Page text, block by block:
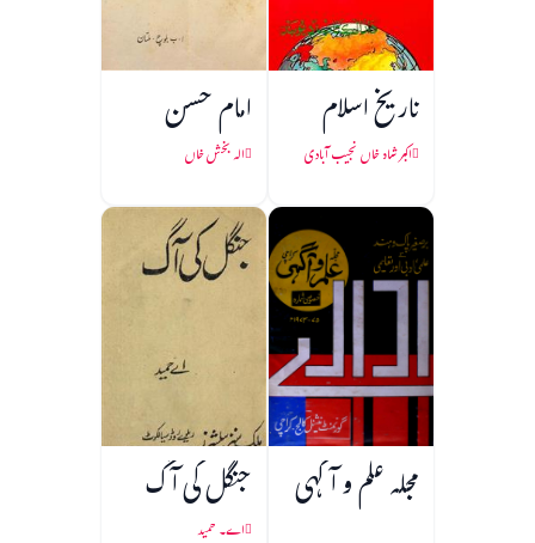
تاریخ اسلام
اکبر شاہ خاں نجیب آبادی
امام حسن
الہ بخش خاں
مجلہ علم و آگہی جنگل کی آگ
اے۔ حمید